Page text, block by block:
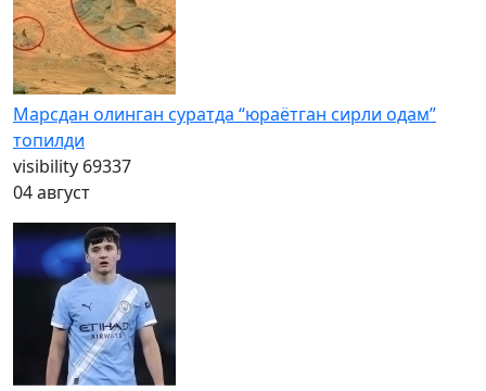
Марсдан олинган суратда “юраётган сирли одам”
топилди
visibility 69337
04 август